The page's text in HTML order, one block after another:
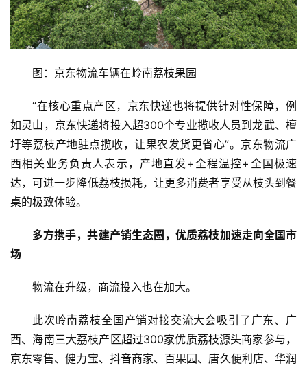
图：京东物流车辆在岭南荔枝果园
“在核心重点产区，京东快递也将提供针对性保障，例
如灵山，京东快递将投入超300个专业揽收人员到龙武、檀
圩等荔枝产地驻点揽收，让果农发货更省心”。京东物流广
西相关业务负责人表示，产地直发+全程温控+全国极速
达，可进一步降低荔枝损耗，让更多消费者享受从枝头到餐
桌的极致体验。
多方携手，共建产销生态圈，优质荔枝加速走向全国市
场
物流在升级，商流投入也在加大。
此次岭南荔枝全国产销对接交流大会吸引了广东、广
西、海南三大荔枝产区超过300家优质荔枝源头商家参与，
京东零售、健力宝、抖音商家、百果园、唐久便利店、华润